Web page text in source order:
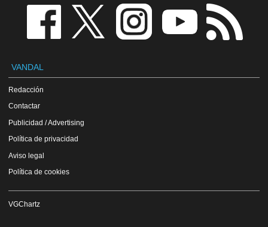
VANDAL
Redacción
Contactar
Publicidad / Advertising
Política de privacidad
Aviso legal
Política de cookies
VGChartz